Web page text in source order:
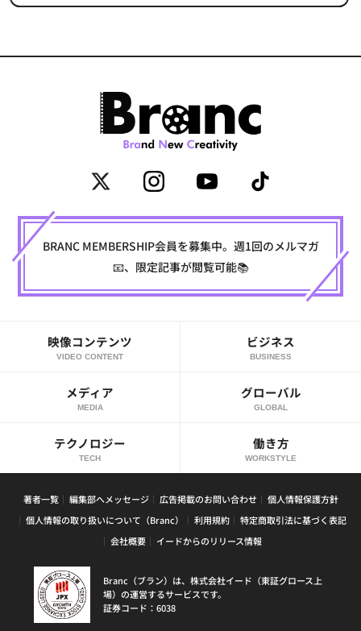
BRANC MEMBERSHIP会員を募集中。週1回のメルマガ
📧、限定記事が閲覧可能📚
映像コンテンツ
VIDEO CONTENT
ビジネス
BUSINESS
メディア
MEDIA
グローバル
GLOBAL
テクノロジー
TECH
働き方
WORKSTYLE
著者一覧 編集部へメッセージ 広告掲載のお問い合わせ
個人情報保護方針
個人情報の取り扱いについて（Branc）
利用規約
特定商取引法に基づく表記
会社概要
イードからのリリース情報
Branc（ブラン）は、株式会社イード（東証グロース上
場）の運営するサービスです。
証券コード：6038